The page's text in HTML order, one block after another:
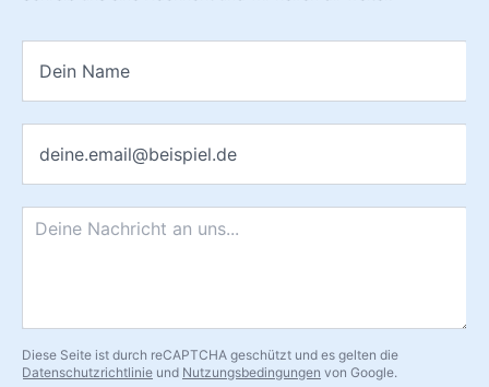
Nachricht*
Diese Seite ist durch reCAPTCHA geschützt und es gelten die
Datenschutzrichtlinie und Nutzungsbedingungen von Google.